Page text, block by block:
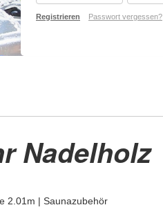
Registrieren Passwort vergessen?
Nadelholz
2.01m | Saunazubehör